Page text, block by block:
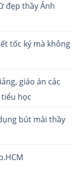
đẹp thầy Ánh
tốc ký mà không
giáo án các
học
bút mài thầy